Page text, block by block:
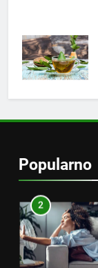
Popularno
3